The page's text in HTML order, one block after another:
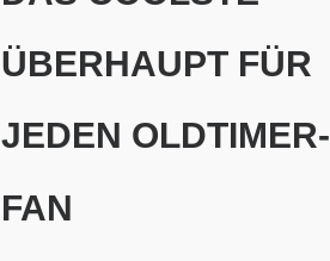
ÜBERHAUPT FÜR
JEDEN OLDTIMER-
FAN